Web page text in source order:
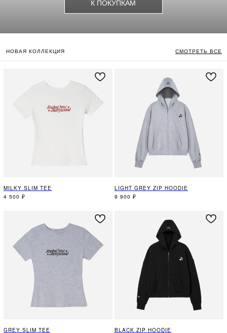
НОВАЯ КОЛЛЕКЦИЯ СМОТРЕТЬ ВСЕ
MILKY SLIM TEE
4 500 ₽
LIGHT GREY ZIP HOODIE
9 900 ₽
GREY SLIM TEE
BLACK ZIP HOODIE